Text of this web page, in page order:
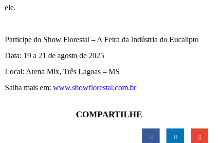
ele.
Participe do Show Florestal – A Feira da Indústria do Eucalipto
Data: 19 a 21 de agosto de 2025
Local: Arena Mix, Três Lagoas – MS
Saiba mais em: www.showflorestal.com.br
COMPARTILHE